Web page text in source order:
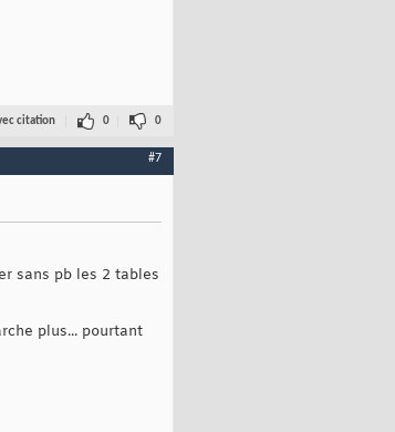
citation 0 0
#7
sans pb les 2 tables
plus... pourtant